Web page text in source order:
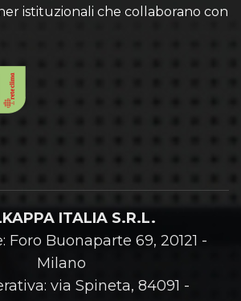
istituzionali che collaborano con
ITALIA S.R.L.
Foro Buonaparte 69, 20121 -
Milano
via Spineta, 84091 -